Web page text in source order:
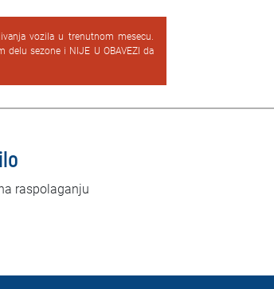
vozila u trenutnom mesecu.
delu sezone i NIJE U OBAVEZI da
raspolaganju